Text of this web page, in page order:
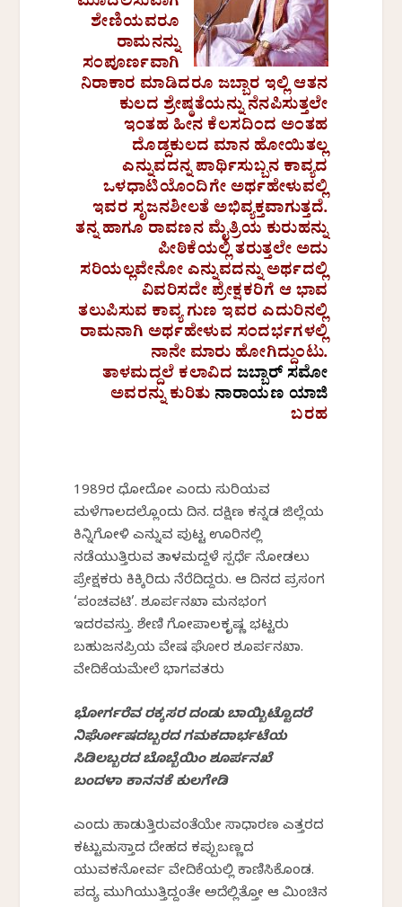
ಶೇಣಿಯವರೂ
ರಾಮನನ್ನು
ಸಂಪೂರ್ಣವಾಗಿ
ನಿರಾಕಾರ ಮಾಡಿದರೂ ಜಬ್ಬಾರ ಇಲ್ಲಿ ಆತನ
ಕುಲದ ಶ್ರೇಷ್ಠತೆಯನ್ನು ನೆನಪಿಸುತ್ತಲೇ
ಇಂತಹ ಹೀನ ಕೆಲಸದಿಂದ ಅಂತಹ
ದೊಡ್ದಕುಲದ ಮಾನ ಹೋಯಿತಲ್ಲ
ಎನ್ನುವದನ್ನ ಪಾರ್ಥಿಸುಬ್ಬನ ಕಾವ್ಯದ
ಒಳಧಾಟಿಯೊಂದಿಗೇ ಅರ್ಥಹೇಳುವಲ್ಲಿ
ಇವರ ಸೃಜನಶೀಲತೆ ಅಭಿವ್ಯಕ್ತವಾಗುತ್ತದೆ.
ತನ್ನ ಹಾಗೂ ರಾವಣನ ಮೈತ್ರಿಯ ಕುರುಹನ್ನು
ಪೀಠಿಕೆಯಲ್ಲಿ ತರುತ್ತಲೇ ಅದು
ಸರಿಯಲ್ಲವೇನೋ ಎನ್ನುವದನ್ನು ಅರ್ಥದಲ್ಲಿ
ವಿವರಿಸದೇ ಪ್ರೇಕ್ಷಕರಿಗೆ ಆ ಭಾವ
ತಲುಪಿಸುವ ಕಾವ್ಯ ಗುಣ ಇವರ ಎದುರಿನಲ್ಲಿ
ರಾಮನಾಗಿ ಅರ್ಥಹೇಳುವ ಸಂದರ್ಭಗಳಲ್ಲಿ
ನಾನೇ ಮಾರು ಹೋಗಿದ್ದುಂಟು.
ತಾಳಮದ್ದಲೆ ಕಲಾವಿದ ಜಬ್ಬಾರ್ ಸಮೋ
ಅವರನ್ನು ಕುರಿತು ನಾರಾಯಣ ಯಾಜಿ
ಬರಹ
1989ರ ಧೋದೋ ಎಂದು ಸುರಿಯವ
ಮಳೆಗಾಲದಲ್ಲೊಂದು ದಿನ. ದಕ್ಷಿಣ ಕನ್ನಡ ಜಿಲ್ಲೆಯ
ಕಿನ್ನಿಗೋಳಿ ಎನ್ನುವ ಪುಟ್ಟ ಊರಿನಲ್ಲಿ
ನಡೆಯುತ್ತಿರುವ ತಾಳಮದ್ದಳೆ ಸ್ಪರ್ಧೆ ನೋಡಲು
ಪ್ರೇಕ್ಷಕರು ಕಿಕ್ಕಿರಿದು ನೆರೆದಿದ್ದರು. ಆ ದಿನದ ಪ್ರಸಂಗ
‘ಪಂಚವಟಿ’. ಶೂರ್ಪನಖಾ ಮನಭಂಗ
ಇದರವಸ್ತು. ಶೇಣಿ ಗೋಪಾಲಕೃಷ್ಣ ಭಟ್ಟರು
ಬಹುಜನಪ್ರಿಯ ವೇಷ ಘೋರ ಶೂರ್ಪನಖಾ.
ವೇದಿಕೆಯಮೇಲೆ ಭಾಗವತರು
ಭೋರ್ಗರೆವ ರಕ್ಕಸರ ದಂಡು ಬಾಯ್ಬಿಟ್ಟೊದರೆ
ನಿರ್ಘೋಷದಬ್ಬರದ ಗಮಕದಾರ್ಭಟೆಯ
ಸಿಡಿಲಬ್ಬರದ ಬೊಬ್ಬೆಯಿಂ ಶೂರ್ಪನಖೆ
ಬಂದಳಾ ಕಾನನಕೆ ಕುಲಗೇಡಿ
ಎಂದು ಹಾಡುತ್ತಿರುವಂತೆಯೇ ಸಾಧಾರಣ ಎತ್ತರದ
ಕಟ್ಟುಮಸ್ತಾದ ದೇಹದ ಕಪ್ಪುಬಣ್ಣದ
ಯುವಕನೋರ್ವ ವೇದಿಕೆಯಲ್ಲಿ ಕಾಣಿಸಿಕೊಂಡ.
ಪದ್ಯ ಮುಗಿಯುತ್ತಿದ್ದಂತೇ ಅದೆಲ್ಲಿತ್ತೋ ಆ ಮಿಂಚಿನ